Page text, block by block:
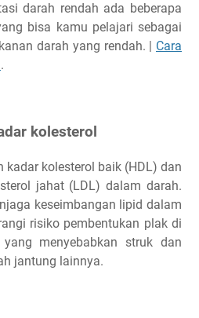
darah rendah ada beberapa
bisa kamu pelajari sebagai
darah yang rendah. | Cara
.
kolesterol
kadar kolesterol baik (HDL) dan
jahat (LDL) dalam darah.
keseimbangan lipid dalam
risiko pembentukan plak di
menyebabkan struk dan
jantung lainnya.